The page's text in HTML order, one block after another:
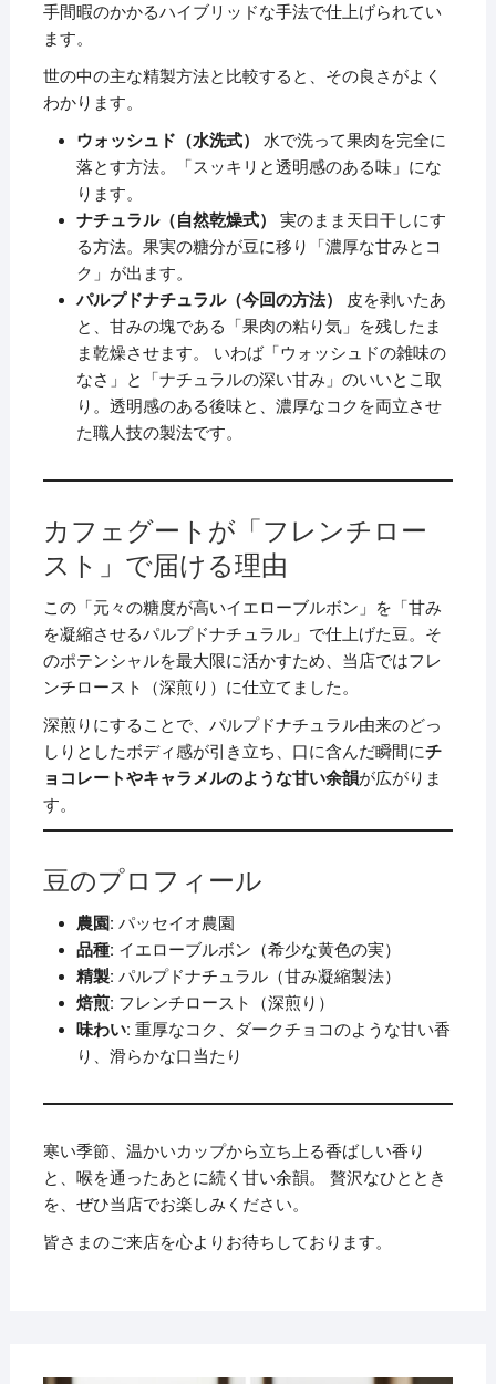
手間暇のかかるハイブリッドな手法で仕上げられてい
ます。
世の中の主な精製方法と比較すると、その良さがよく
わかります。
ウォッシュド（水洗式）
水で洗って果肉を完全に
落とす方法。「スッキリと透明感のある味」にな
ります。
ナチュラル（自然乾燥式）
実のまま天日干しにす
る方法。果実の糖分が豆に移り「濃厚な甘みとコ
ク」が出ます。
パルプドナチュラル（今回の方法）
皮を剥いたあ
と、甘みの塊である「果肉の粘り気」を残したま
ま乾燥させます。 いわば「ウォッシュドの雑味の
なさ」と「ナチュラルの深い甘み」のいいとこ取
り。透明感のある後味と、濃厚なコクを両立させ
た職人技の製法です。
カフェグートが「フレンチロー
スト」で届ける理由
この「元々の糖度が高いイエローブルボン」を「甘み
を凝縮させるパルプドナチュラル」で仕上げた豆。そ
のポテンシャルを最大限に活かすため、当店ではフレ
ンチロースト（深煎り）に仕立てました。
深煎りにすることで、パルプドナチュラル由来のどっ
しりとしたボディ感が引き立ち、口に含んだ瞬間にチ
ョコレートやキャラメルのような甘い余韻が広がりま
す。
豆のプロフィール
農園: パッセイオ農園
品種: イエローブルボン（希少な黄色の実）
精製: パルプドナチュラル（甘み凝縮製法）
焙煎: フレンチロースト（深煎り）
味わい: 重厚なコク、ダークチョコのような甘い香
り、滑らかな口当たり
寒い季節、温かいカップから立ち上る香ばしい香り
と、喉を通ったあとに続く甘い余韻。 贅沢なひととき
を、ぜひ当店でお楽しみください。
皆さまのご来店を心よりお待ちしております。